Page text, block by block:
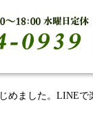
めました。LINEで